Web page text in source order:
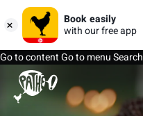
Book easily
with our free app
Go to contentGo to menuSearch